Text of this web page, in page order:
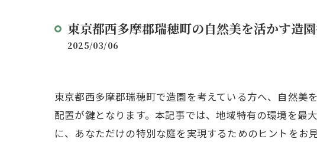
東京都西多摩郡瑞穂町の自然美を活かす造
2025/03/06
東京都西多摩郡瑞穂町で造園を考えている方へ、自然美
配置が鍵となります。本記事では、地域特有の環境を最
に、あなただけの特別な庭を実現するためのヒントをお